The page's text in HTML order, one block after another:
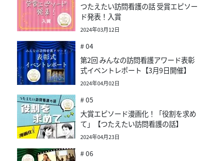
つたえたい訪問看護の話 受賞エピソー
ド発表！入賞
2024年03月12日
# 04
第2回 みんなの訪問看護アワード表彰
式イベントレポート【3月9日開催】
2024年04月02日
# 05
大賞エピソード漫画化！「役割を求め
て」【つたえたい訪問看護の話】
2024年04月23日
# 06